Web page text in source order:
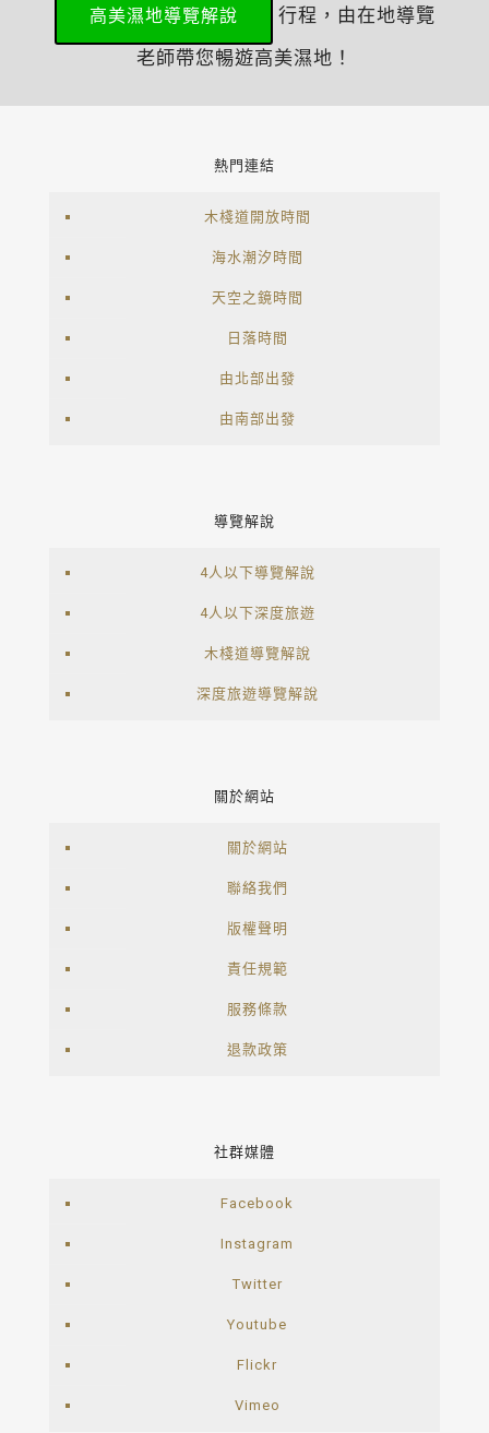
高美濕地導覽解說
行程，由在地導覽
老師帶您暢遊高美濕地！
熱門連結
木棧道開放時間
海水潮汐時間
天空之鏡時間
日落時間
由北部出發
由南部出發
導覽解說
4人以下導覽解說
4人以下深度旅遊
木棧道導覽解說
深度旅遊導覽解說
關於網站
關於網站
聯絡我們
版權聲明
責任規範
服務條款
退款政策
社群媒體
Facebook
Instagram
Twitter
Youtube
Flickr
Vimeo